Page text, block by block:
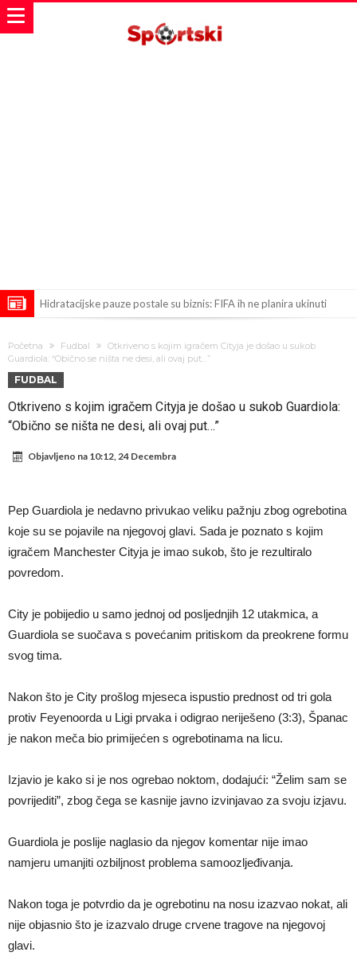
Hidratacijske pauze postale su biznis: FIFA ih ne planira ukinuti
Atletika?!
Ovo se Novaku nikad nije dešavalo: Sinner i Alcaraz odustaju, a
Zverev se odmah “raspao”
Infantino imao ljubavnicu: Isplivale skandalozne informacije, dobila je
novac od UEFA
Mourinho uvodi strogu disciplinu u Real Madrid. Ovo su tri nova
Mudrik se vratio na teren nakon više od 600 dana. Odmah ide na
posudbu?
Real Madrid odlučio: Endrick ide u Premier ligu!
Početna Fudbal
Otkriveno s kojim igračem Cityja je došao u sukob
Guardiola: “Obično se ništa ne desi, ali ovaj put…”
FUDBAL
Otkriveno s kojim igračem Cityja je došao u sukob Guardiola:
“Obično se ništa ne desi, ali ovaj put…”
Objavljeno na 10:12, 24 Decembra
Pep Guardiola je nedavno privukao veliku pažnju zbog ogrebotina
koje su se pojavile na njegovoj glavi. Sada je poznato s kojim
igračem Manchester Cityja je imao sukob, što je rezultiralo
povredom.
City je pobijedio u samo jednoj od posljednjih 12 utakmica, a
Guardiola se suočava s povećanim pritiskom da preokrene formu
svog tima.
Nakon što je City prošlog mjeseca ispustio prednost od tri gola
protiv Feyenoorda u Ligi prvaka i odigrao neriješeno (3:3), Španac
je nakon meča bio primijećen s ogrebotinama na licu.
Izjavio je kako si je nos ogrebao noktom, dodajući: “Želim sam se
povrijediti”, zbog čega se kasnije javno izvinjavao za svoju izjavu.
Guardiola je poslije naglasio da njegov komentar nije imao
namjeru umanjiti ozbiljnost problema samoozljeđivanja.
Nakon toga je potvrdio da je ogrebotinu na nosu izazvao nokat, ali
nije objasnio što je izazvalo druge crvene tragove na njegovoj
glavi.